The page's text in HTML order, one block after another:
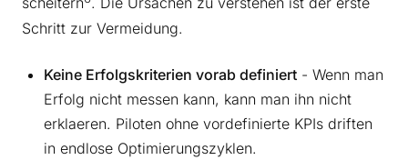
Schritt zur Vermeidung.
Keine Erfolgskriterien vorab definiert - Wenn man
Erfolg nicht messen kann, kann man ihn nicht
erklaeren. Piloten ohne vordefinierte KPIs driften
in endlose Optimierungszyklen.